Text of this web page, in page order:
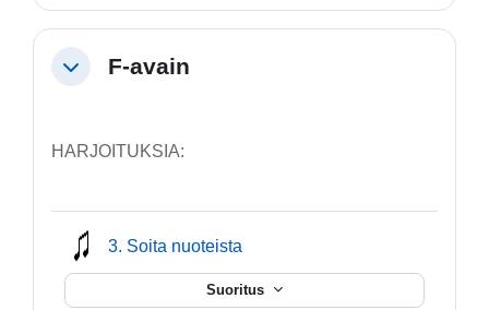
TiivistäF-avain
HARJOITUKSIA:
3. Soita nuoteista
Suoritus